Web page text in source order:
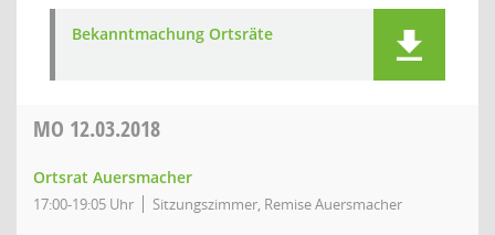
Bekanntmachung Ortsräte
MO 12.03.2018
Ortsrat Auersmacher
17:00-19:05 Uhr Sitzungszimmer, Remise Auersmacher